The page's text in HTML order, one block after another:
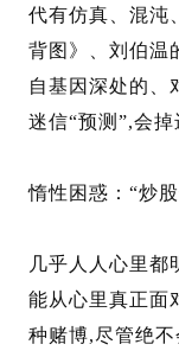
代有仿真、混沌
背图》、刘伯温
自基因深处的、
迷信“预测”,会掉
惰性困惑：“炒
几乎人人心里
能从心里真正面
种赌博,尽管绝